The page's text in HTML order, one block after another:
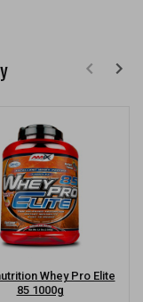
Whey Pro Elite
85 1000g